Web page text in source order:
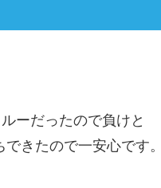
ーだったので負けと
きたので一安心です。